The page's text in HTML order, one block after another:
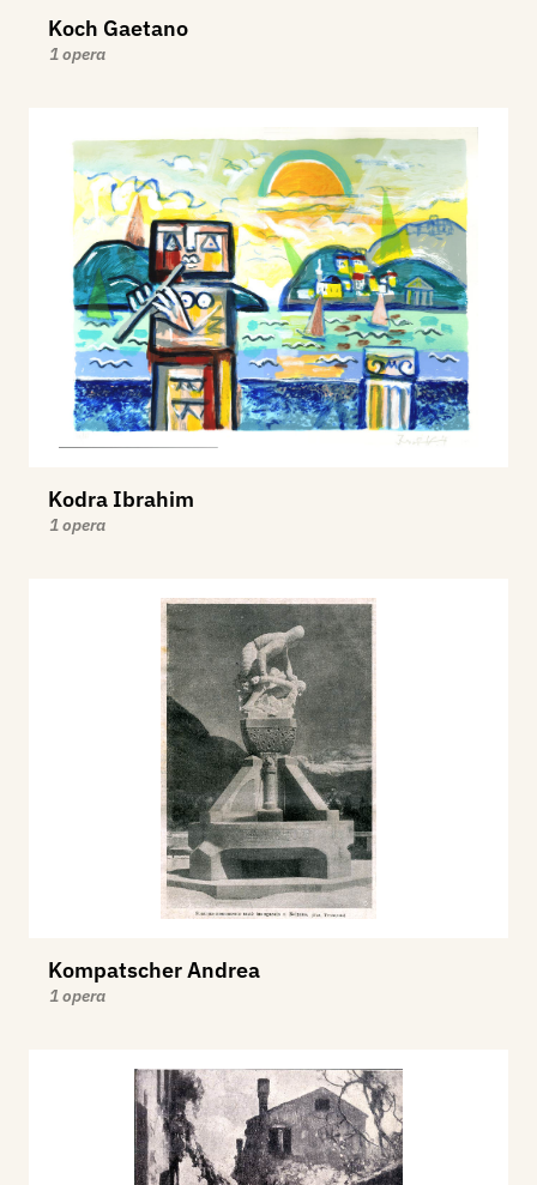
Koch Gaetano
1 opera
Kodra Ibrahim
1 opera
Kompatscher Andrea
1 opera